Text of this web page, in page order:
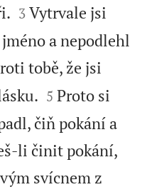


3 Vytrvale jsi
a nepodlehl
tobě, že jsi


5 Proto si
čiň pokání a
li činit pokání,
svícnem z